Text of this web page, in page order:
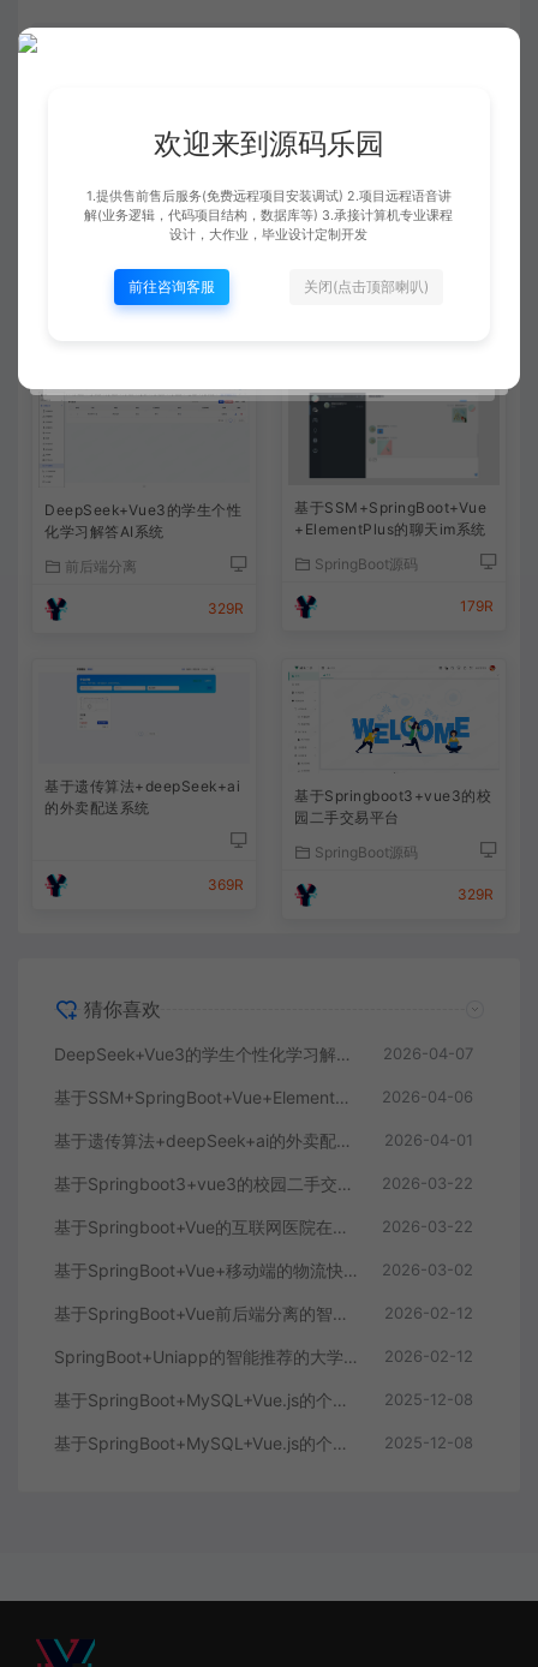
了的。有通用的调试运行文档可以参考下的。
查看详情
DeepSeek+Vue3的学生个性
化学习解答AI系统
前后端分离
329R
基于SSM+SpringBoot+Vue
+ElementPlus的聊天im系统
SpringBoot源码
179R
基于遗传算法+deepSeek+ai
的外卖配送系统
369R
基于Springboot3+vue3的校
园二手交易平台
SpringBoot源码
329R
猜你喜欢
DeepSeek+Vue3的学生个性化学习解答AI系统 2026-04-07
基于SSM+SpringBoot+Vue+ElementPlus的聊天im系统 2026-04-06
基于遗传算法+deepSeek+ai的外卖配送系统 2026-04-01
基于Springboot3+vue3的校园二手交易平台 2026-03-22
基于Springboot+Vue的互联网医院在线问诊系统 2026-03-22
基于SpringBoot+Vue+移动端的物流快递系统 2026-03-02
基于SpringBoot+Vue前后端分离的智能知识库问答系统 2026-02-12
SpringBoot+Uniapp的智能推荐的大学生社交平台 2026-02-12
基于SpringBoot+MySQL+Vue.js的个人健康管理系统(附论文) 2025-12-08
基于SpringBoot+MySQL+Vue.js的个性化推荐电商系统(附论文) 2025-12-08
欢迎来到源码乐园
1.提供售前售后服务(免费远程项目安装调试) 2.项目远程语音讲
解(业务逻辑，代码项目结构，数据库等) 3.承接计算机专业课程
设计，大作业，毕业设计定制开发
前往咨询客服 关闭(点击顶部喇叭)